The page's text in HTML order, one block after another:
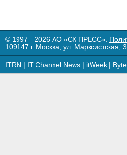
© 1997—2026 АО «СК ПРЕСС».
109147 г. Москва, ул.
ITRN IT Channel News itWeek